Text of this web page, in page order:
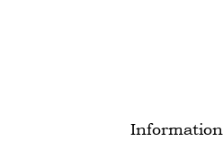
Information